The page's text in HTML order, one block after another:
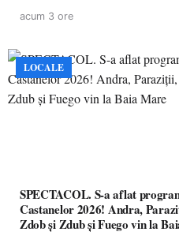
acum 3 ore
LOCALE
SPECTACOL. S-a aflat
Castanelor 2026! Andra,
Zdob și Zdub și Fuego vin la